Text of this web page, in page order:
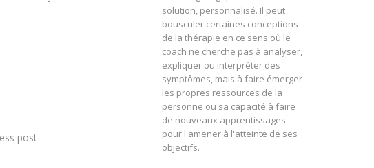
post
solution, personnalisé. Il peut
bousculer certaines conceptions
de la thérapie en ce sens où le
coach ne cherche pas à analyser,
expliquer ou interpréter des
symptômes, mais à faire émerger
les propres ressources de la
personne ou sa capacité à faire
de nouveaux apprentissages
pour l'amener à l'atteinte de ses
objectifs.